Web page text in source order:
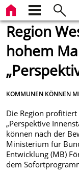
Region
hohem
KOMMUNEN KÖNNEN
Die Region
„Perspektive
können nach der
Ministerium für
Entwicklung (MB)
dem